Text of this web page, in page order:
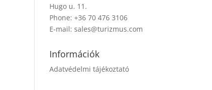
Hugo u. 11.
Phone: +36 70 476 3106
E-mail:sales@turizmus.com
Információk
Adatvédelmi tájékoztató